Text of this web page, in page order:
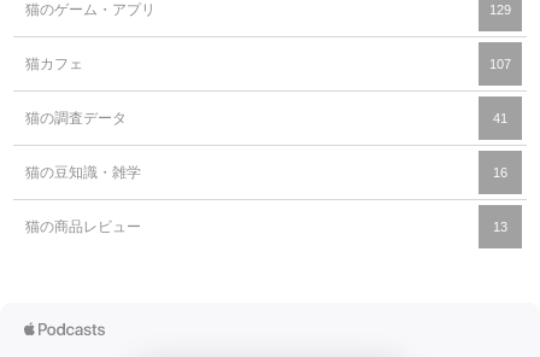
猫のゲーム・アプリ 129
猫カフェ 107
猫の調査データ 41
猫の豆知識・雑学 16
猫の商品レビュー 13